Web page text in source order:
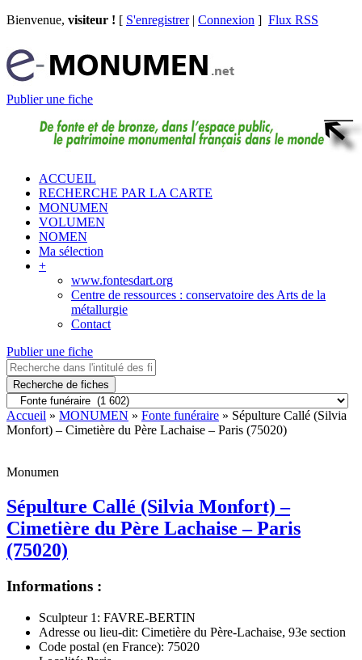
Bienvenue, visiteur ! [ S'enregistrer| Connexion ] Flux RSS
Publier une fiche
ACCUEIL
RECHERCHE PAR LA CARTE
MONUMEN
VOLUMEN
NOMEN
Ma sélection
+
www.fontesdart.org
Centre de ressources : conservatoire des Arts de la
métallurgie
Contact
Publier une fiche
Recherche de fiches
Accueil » MONUMEN » Fonte funéraire » Sépulture Callé (Silvia
Monfort) – Cimetière du Père Lachaise – Paris (75020)
Monumen
Sépulture Callé (Silvia Monfort) –
Cimetière du Père Lachaise – Paris
(75020)
Informations :
Sculpteur 1: FAVRE-BERTIN
Adresse ou lieu-dit: Cimetière du Père-Lachaise, 93e section
Code postal (en France): 75020